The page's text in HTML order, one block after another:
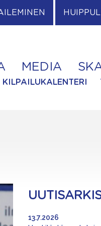
MEDIA
KILPAILUKALENTERI
13.7.2026